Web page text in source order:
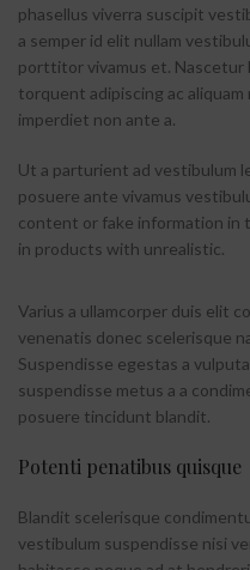
phasellus viverra suscipit
a semper id elit nullam
porttitor vivamus et. Nascetur
torquent adipiscing ac
imperdiet non ante a.
Ut a parturient ad vestibulum
posuere ante vivamus
content or fake information in
in products with unrealistic.
Varius a ullamcorper duis elit
venenatis donec scelerisque
Suspendisse egestas a
suspendisse metus a a
posuere tincidunt blandit.
Potenti penatibus quisque
Blandit scelerisque
vestibulum suspendisse nisi